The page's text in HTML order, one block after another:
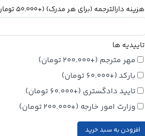
هزینه دارالترجمه (برای هر مدرک) (+
50.000
تاییدیه ها
مهر مترجم (+
200.000 تومان)
بارکد (+
60.000 تومان)
تایید دادگستری (+
60.000 تومان)
وزارت امور خارجه (+
200.000 تومان)
افزودن به سبد خرید